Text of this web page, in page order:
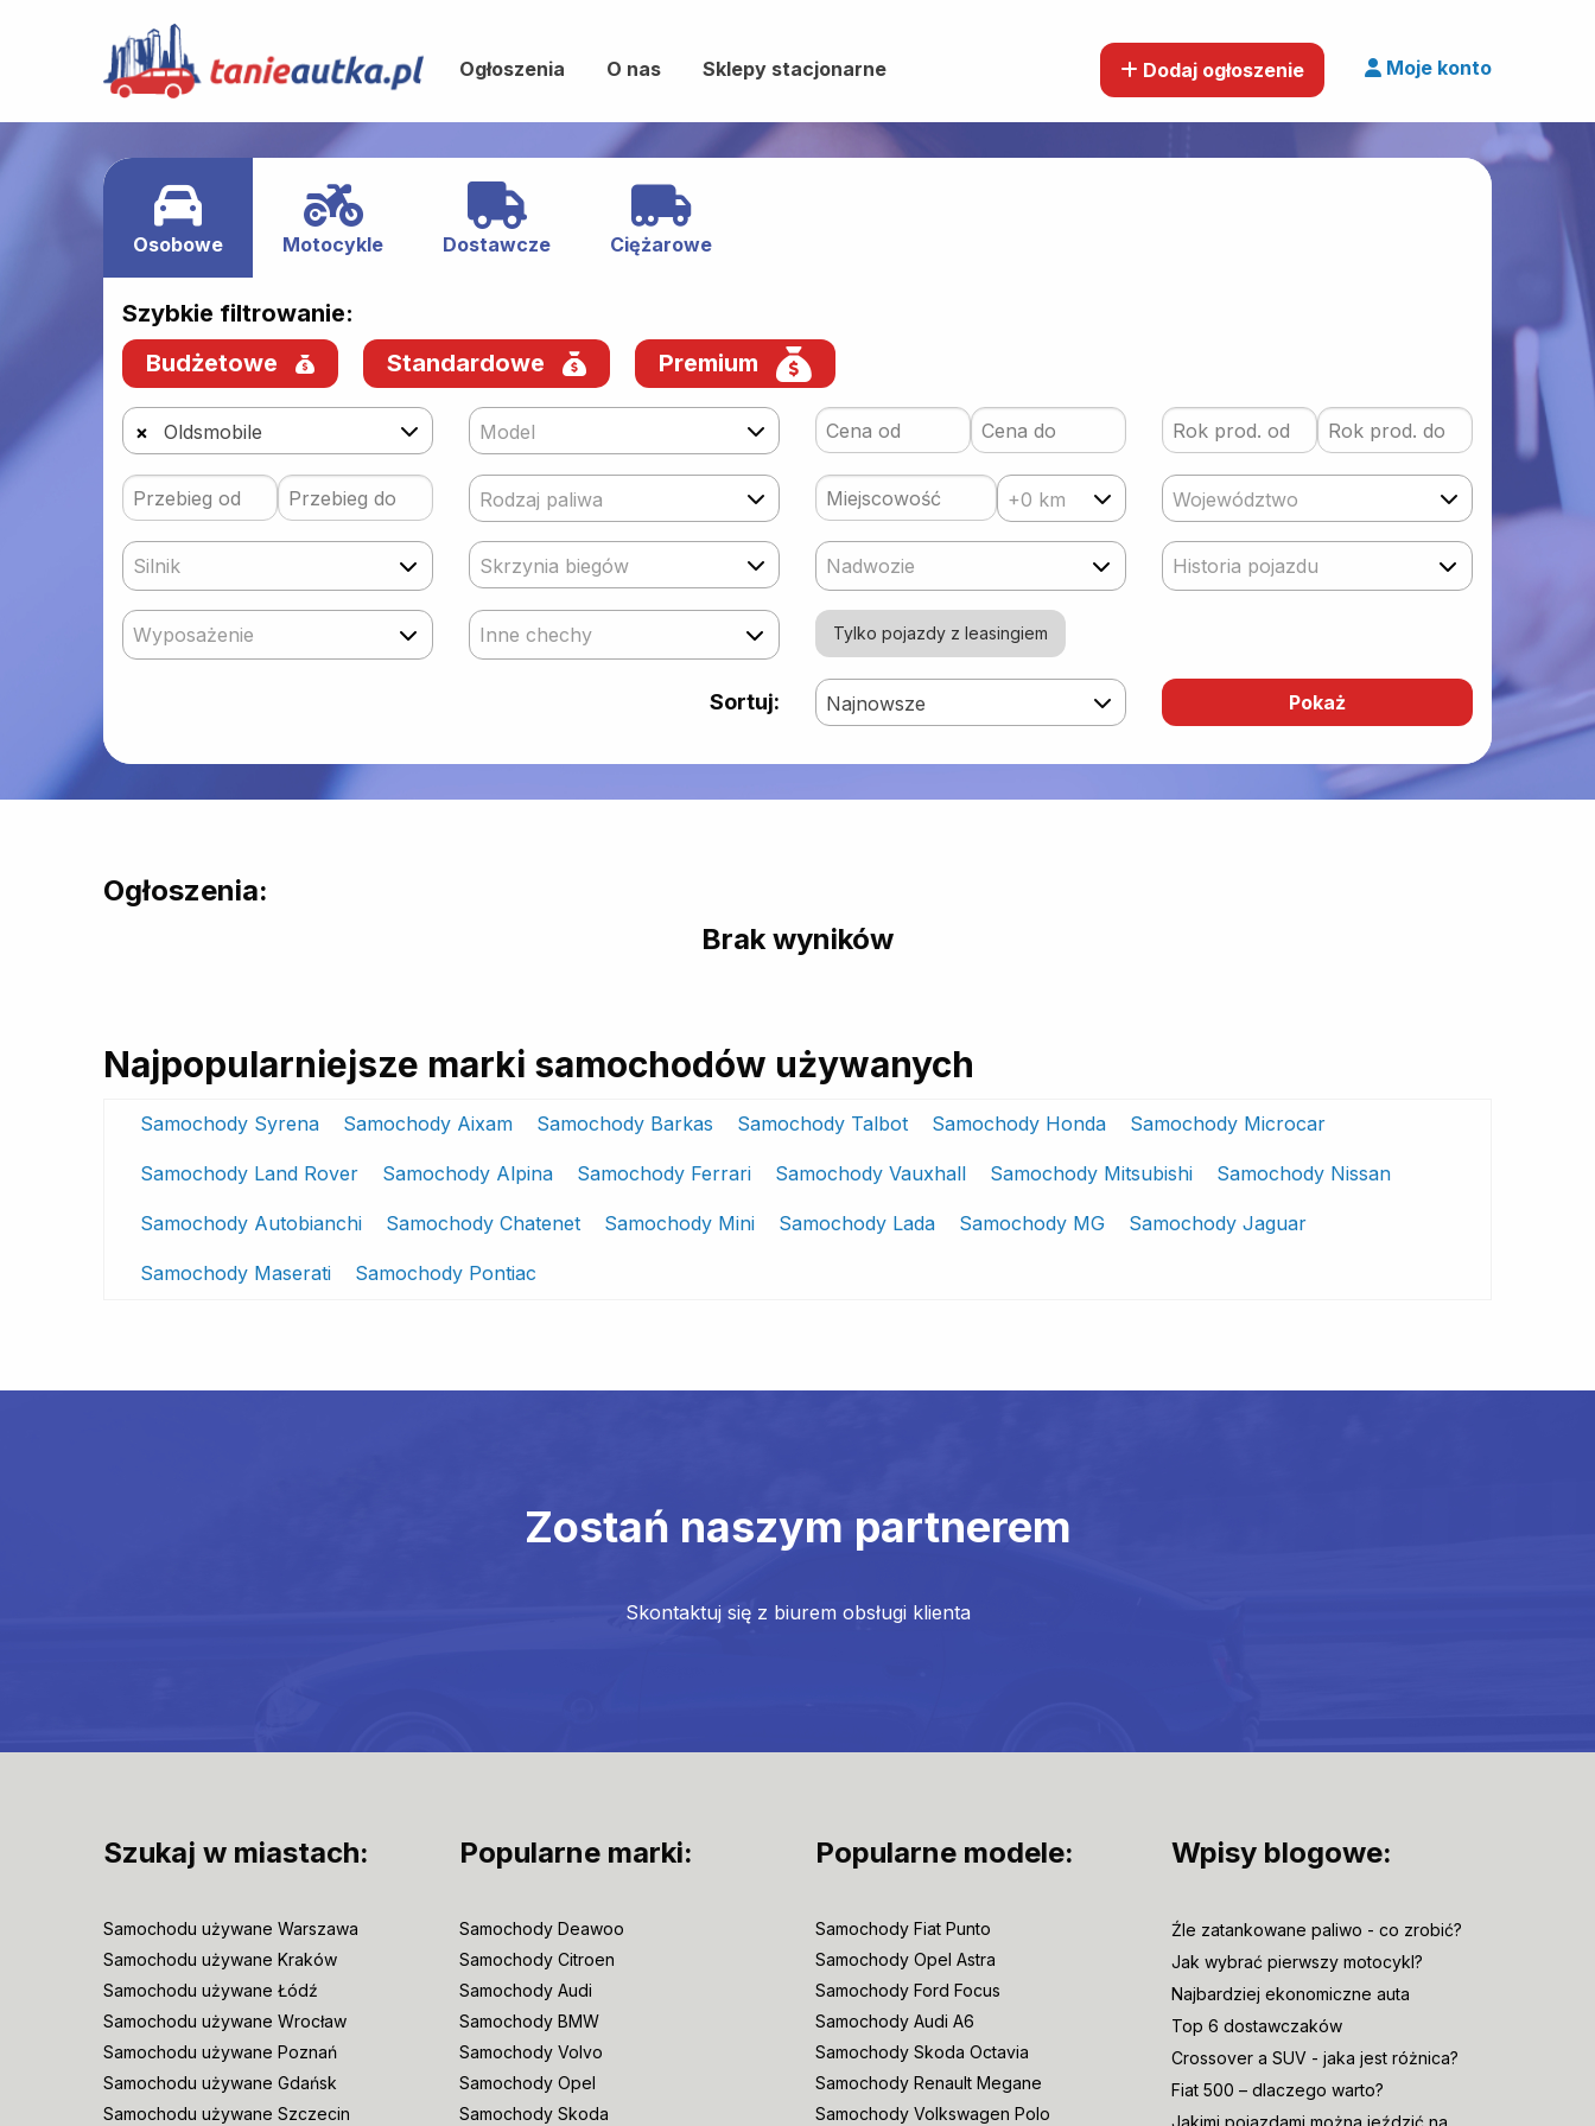
Ogłoszenia O nas Sklepy stacjonarne Dodaj ogłoszenie Moje konto
Osobowe Motocykle Dostawcze Ciężarowe
Szybkie filtrowanie:
Budżetowe
Standardowe Premium
× Oldsmobile Model
Rodzaj paliwa +0 km Województwo
Silnik Skrzynia biegów Nadwozie Historia pojazdu
Wyposażenie Inne chechy Tylko pojazdy z leasingiem
Sortuj: Najnowsze
Ogłoszenia:
Brak wyników
Najpopularniejsze marki samochodów używanych
Samochody Syrena Samochody Aixam Samochody Barkas Samochody Talbot Samochody Honda Samochody Microcar
Samochody Land Rover Samochody Alpina Samochody Ferrari Samochody Vauxhall Samochody Mitsubishi Samochody Nissan
Samochody Autobianchi Samochody Chatenet Samochody Mini Samochody Lada Samochody MG Samochody Jaguar
Samochody Maserati Samochody Pontiac
Zostań naszym partnerem
Skontaktuj się z biurem obsługi klienta
Szukaj w miastach:
Samochodu używane Warszawa
Samochodu używane Kraków
Samochodu używane Łódź
Samochodu używane Wrocław
Samochodu używane Poznań
Samochodu używane Gdańsk
Samochodu używane Szczecin
Popularne marki:
Samochody Deawoo
Samochody Citroen
Samochody Audi
Samochody BMW
Samochody Volvo
Samochody Opel
Samochody Skoda
Popularne modele:
Samochody Fiat Punto
Samochody Opel Astra
Samochody Ford Focus
Samochody Audi A6
Samochody Skoda Octavia
Samochody Renault Megane
Samochody Volkswagen Polo
Wpisy blogowe:
Źle zatankowane paliwo - co zrobić?
Jak wybrać pierwszy motocykl?
Najbardziej ekonomiczne auta
Top 6 dostawczaków
Crossover a SUV - jaka jest różnica?
Fiat 500 – dlaczego warto?